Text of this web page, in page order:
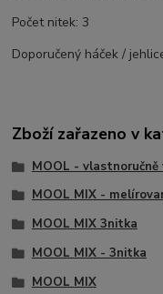
Počet nitek: 3
Doporučený háček /
Zboží zařazeno v
MOOL - vlastnoručně
MOOL MIX -
MOOL MIX 3nitka
MOOL MIX - 3nitka
MOOL MIX